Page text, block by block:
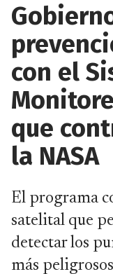
con el
que
la NASA
El programa
satelital que
detectar los
más